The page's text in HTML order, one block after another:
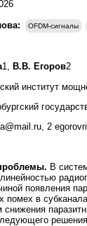
OFDM-сигналы
1, В.В. Егоров2
институт
2
В
появления
помех в
решения